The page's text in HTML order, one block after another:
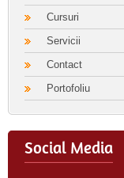
Cursuri
Servicii
Contact
Portofoliu
Social Media